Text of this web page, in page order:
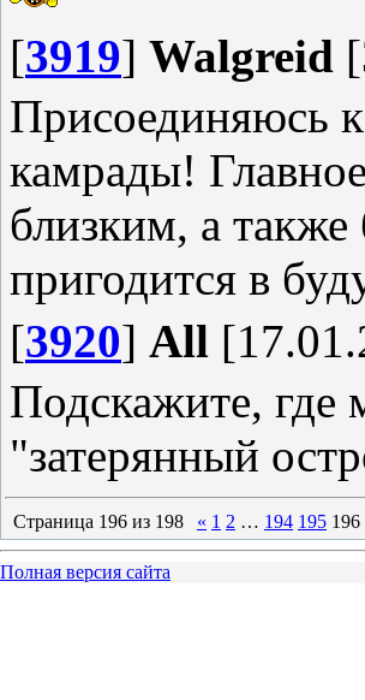
[3919] Walgreid
Присоединяюсь
камрады!
близким, а
пригодится в
[3920] All
Подскажите, где
"затерянный
Страница 196 из 198 « 1 2 … 194 195 196
Полная версия сайта